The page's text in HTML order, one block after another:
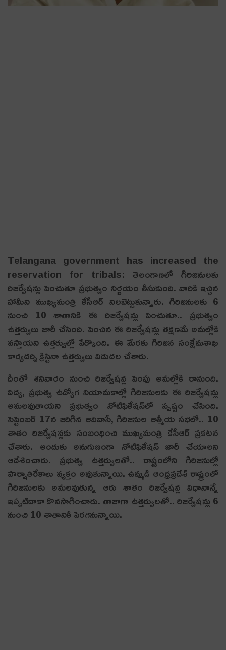
Telangana government has increased the
reservation for tribals: తెలంగాణలో గిరిజనులకు
రిజర్వేషన్లు పెంచుతూ ప్రభుత్వం నిర్ణయం తీసుకుంది. వారికి ఇచ్చిన
హామీని ముఖ్యమంత్రి కేసీఆర్ నిలబెట్టుకున్నారు. గిరిజ‌నులకు 6
నుంచి 10 శాతానికి ఈ రిజ‌ర్వేష‌న్లు పెంచుతూ.. ప్రభుత్వం
ఉత్తర్వులు జారీ చేసింది. పెంచిన ఈ రిజర్వేషన్లు తక్షణమే అమల్లోకి
వస్తాయని ఉత్తర్వుల్లో పేర్కొంది. ఈ మేరకు గిరిజన సంక్షేమశాఖ
కార్యదర్శి క్రిస్టినా ఉత్తర్వులు విడుదల చేశారు.
దీంతో శ‌నివారం నుంచి రిజ‌ర్వేష‌న్ల పెంపు అమ‌ల్లోకి రానుంది.
విద్య, ప్ర‌భుత్వ ఉద్యోగ నియామ‌కాల్లో గిరిజ‌నుల‌కు ఈ రిజ‌ర్వేష‌న్లు
అమ‌ల‌వుతాయ‌ని ప్రభుత్వం నోటిఫికేష‌న్‌లో స్పష్టం చేసింది.
సెప్టెంబర్ 17న జ‌రిగిన ఆదివాసీ, గిరిజ‌నుల ఆత్మీయ స‌భ‌లో.. 10
శాతం రిజర్వేషన్లకు సంబంధించి ముఖ్యమంత్రి కేసీఆర్ ప్ర‌క‌ట‌న‌
చేశారు. అందుకు అనుగుణంగా నోటిఫికేష‌న్ జారీ చేయాలని
ఆదేశించారు. ప్రభుత్వ ఉత్తర్వులతో.. రాష్ట్రంలోని గిరిజ‌నుల్లో
హ‌ర్షాతిరేకాలు వ్య‌క్తం అవుతున్నాయి. ఉమ్మ‌డి ఆంధ్ర‌ప్ర‌దేశ్ రాష్ట్రంలో
గిరిజ‌నుల‌కు అమ‌ల‌వుతున్న ఆరు శాతం రిజ‌ర్వేష‌న్ల విధానాన్నే
ఇప్పటిదాకా కొనసాగించారు. తాజాగా ఉత్తర్వులతో.. రిజర్వేషన్లు 6
నుంచి 10 శాతానికి పెరగనున్నాయి.